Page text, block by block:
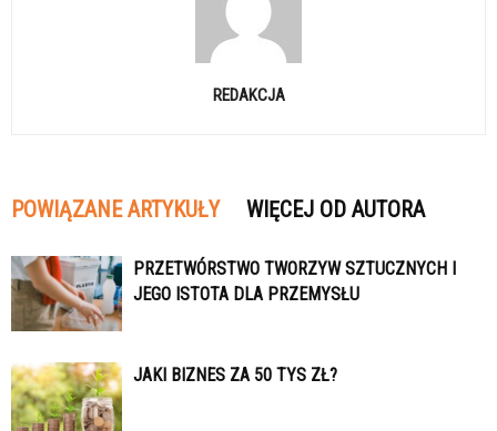
REDAKCJA
POWIĄZANE ARTYKUŁY WIĘCEJ OD AUTORA
PRZETWÓRSTWO TWORZYW SZTUCZNYCH I
JEGO ISTOTA DLA PRZEMYSŁU
JAKI BIZNES ZA 50 TYS ZŁ?